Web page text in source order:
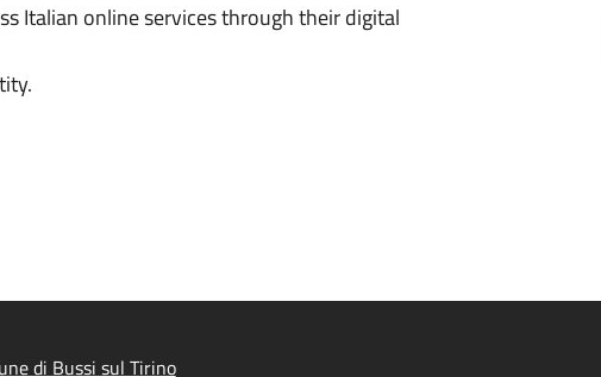
Italian online services through their digital
di Bussi sul Tirino